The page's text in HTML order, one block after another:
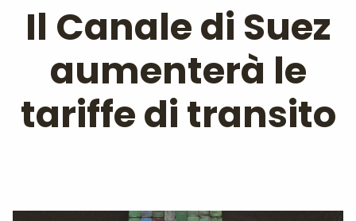
Il Canale di Suez
aumenterà le
tariffe di transito